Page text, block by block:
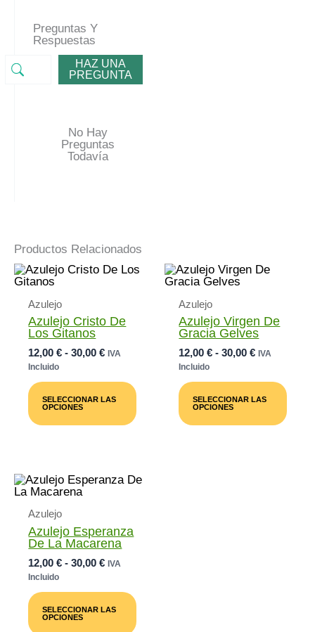
Preguntas Y
Respuestas
HAZ UNA
PREGUNTA
No Hay
Preguntas
Todavía
Productos Relacionados
Azulejo
Azulejo Cristo De
Los Gitanos
12,00€ - 30,00€Rango
Desde
12,00 €
Hasta
IVA
Incluido
SELECCIONAR LAS
OPCIONES
Producto
Múltiples
Pueden
Azulejo
Azulejo Virgen De
Gracia Gelves
12,00€ - 30,00€Rango
Desde
12,00 €
Hasta
IVA
Incluido
SELECCIONAR LAS
OPCIONES
Azulejo
Azulejo Esperanza
De La Macarena
12,00€ - 30,00€Rango
Desde
12,00 €
Hasta
IVA
Incluido
SELECCIONAR LAS
OPCIONES
Producto
Múltiples